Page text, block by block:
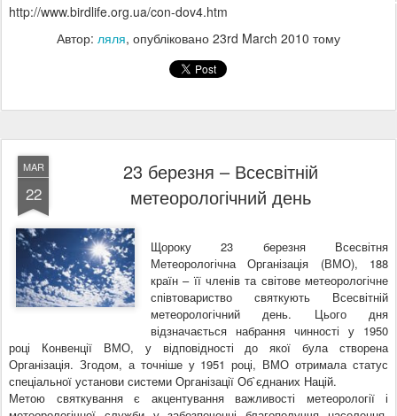
http://www.birdlife.org.ua/con-dov4.htm
Автор: ляля, опубліковано 23rd March 2010 тому
MAR
22
23 березня – Всесвітній
метеорологічний день
Щороку 23 березня Всесвітня
Метеорологічна Організація (ВМО), 188
країн – її членів та світове метеорологічне
співтовариство святкують Всесвітній
метеорологічний день. Цього дня
відзначається набрання чинності у 1950
році Конвенції ВМО, у відповідності до якої була створена
Організація. Згодом, а точніше у 1951 році, ВМО отримала статус
спеціальної установи системи Організації Об`єднаних Націй.
Метою святкування є акцентування важливості метеорології і